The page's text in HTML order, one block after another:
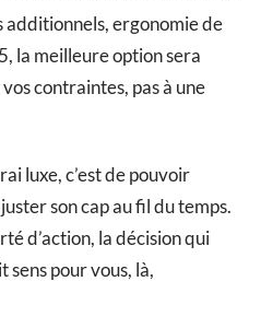
additionnels, ergonomie de
la meilleure option sera
contraintes, pas à une
luxe, c’est de pouvoir
son cap au fil du temps.
d’action, la décision qui
pour vous, là,